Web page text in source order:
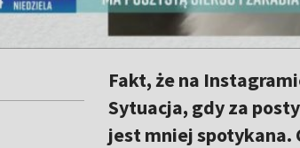
Fakt, że na
Sytuacja, gdy za
jest mniej spotykana.